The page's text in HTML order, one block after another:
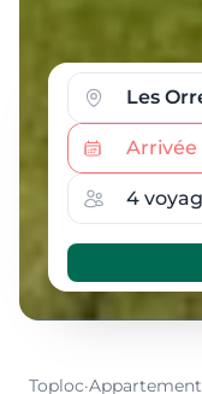
Toploc·Appartement